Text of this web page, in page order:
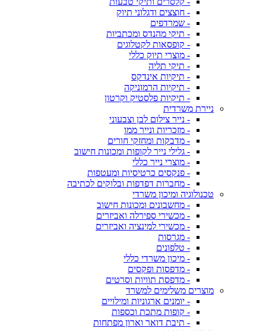
- חוצצים ודגלוני תיוק
- שמרדפים
- תיקי מהנדס ומכתביות
- קופסאות לקטלוגים
- מוצרי תיוק כללי
- תיקי תליה
- תיקיות אינדקס
- תיקיות הרמוניקה
- תיקיות פלסטיק וקרטון
ניירת משרדית
- נייר צילום לבן וצבעוני
- מזכריות ונייר ממו
- מדבקות ומחזקי חורים
- גלילי נייר לקופות ומכונות חישוב
- מוצרי נייר כללי
- פנקסים כרטיסיות ומעטפות
- מחברות דפדפות ובלוקים לכתיבה
טכנולוגיה ומיכון משרדי
- מחשבונים ומכונות חישוב
- מכשירי ספירלה ואביזרים
- מכשירי למינציה ואביזרים
- מגרסות
- טלפונים
- מיכון משרדי כללי
- מדפסות ופקסים
- מדפסת תוויות וסרטים
מוצרים משלימים למשרד
- יומנים ארגוניות ומילויים
- קופות מתכת וכספות
- תיבת דואר וארון מפתחות